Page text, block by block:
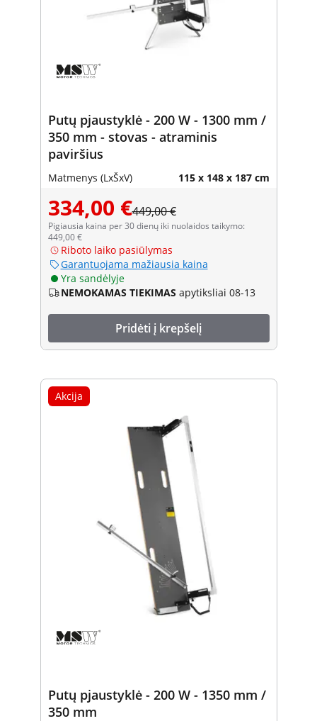
Putų pjaustyklė - 200 W - 1300 mm /
350 mm - stovas - atraminis
paviršius
Matmenys (LxŠxV) 115 x 148 x 187 cm
334,00 €449,00 €
Pigiausia kaina per 30 dienų iki nuolaidos taikymo:
449,00 €
Riboto laiko pasiūlymas
Garantuojama mažiausia kaina
Yra sandėlyje
NEMOKAMAS TIEKIMAS apytiksliai 08-13
Pridėti į krepšelį
Akcija
Putų pjaustyklė - 200 W - 1350 mm /
350 mm